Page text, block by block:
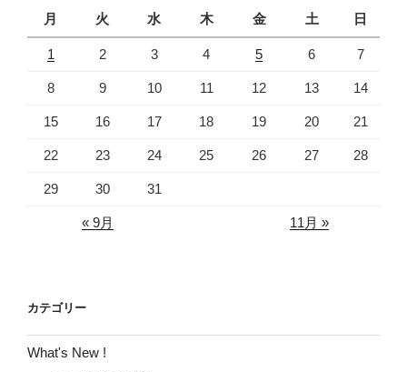
月
火 水 木 金 土 日
1 2 3 4 5 6 7
8 9 10 11 12 13 14
15 16 17 18 19 20 21
22 23 24 25 26 27 28
29 30 31
« 9月 11月 »
カテゴリー
What's New !